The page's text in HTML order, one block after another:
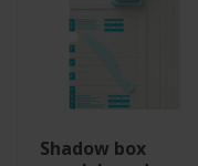
shadow box